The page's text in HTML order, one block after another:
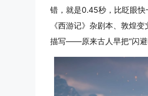
错，就是0.45秒，比眨眼
《西游记》杂剧本、敦煌
描写——原来古人早把“闪避